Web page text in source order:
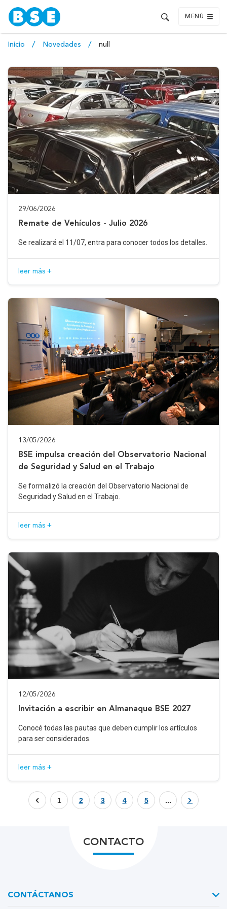
MENÚ
Inicio Novedades null
29/06/2026
Remate de Vehículos - Julio 2026
Se realizará el 11/07, entra para conocer todos los detalles.
leer más +
13/05/2026
BSE impulsa creación del Observatorio Nacional
de Seguridad y Salud en el Trabajo
Se formalizó la creación del Observatorio Nacional de
Seguridad y Salud en el Trabajo.
leer más +
12/05/2026
Invitación a escribir en Almanaque BSE 2027
Conocé todas las pautas que deben cumplir los artículos
para ser considerados.
leer más +
1 2 3 4 5 ...
CONTACTO
CONTÁCTANOS